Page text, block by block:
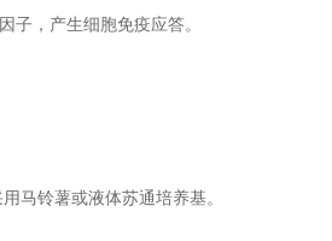
子，产生细胞免疫应答。
马铃薯或液体苏通培养基。